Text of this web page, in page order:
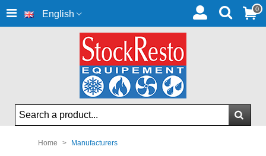
English 0
Home > Manufacturers